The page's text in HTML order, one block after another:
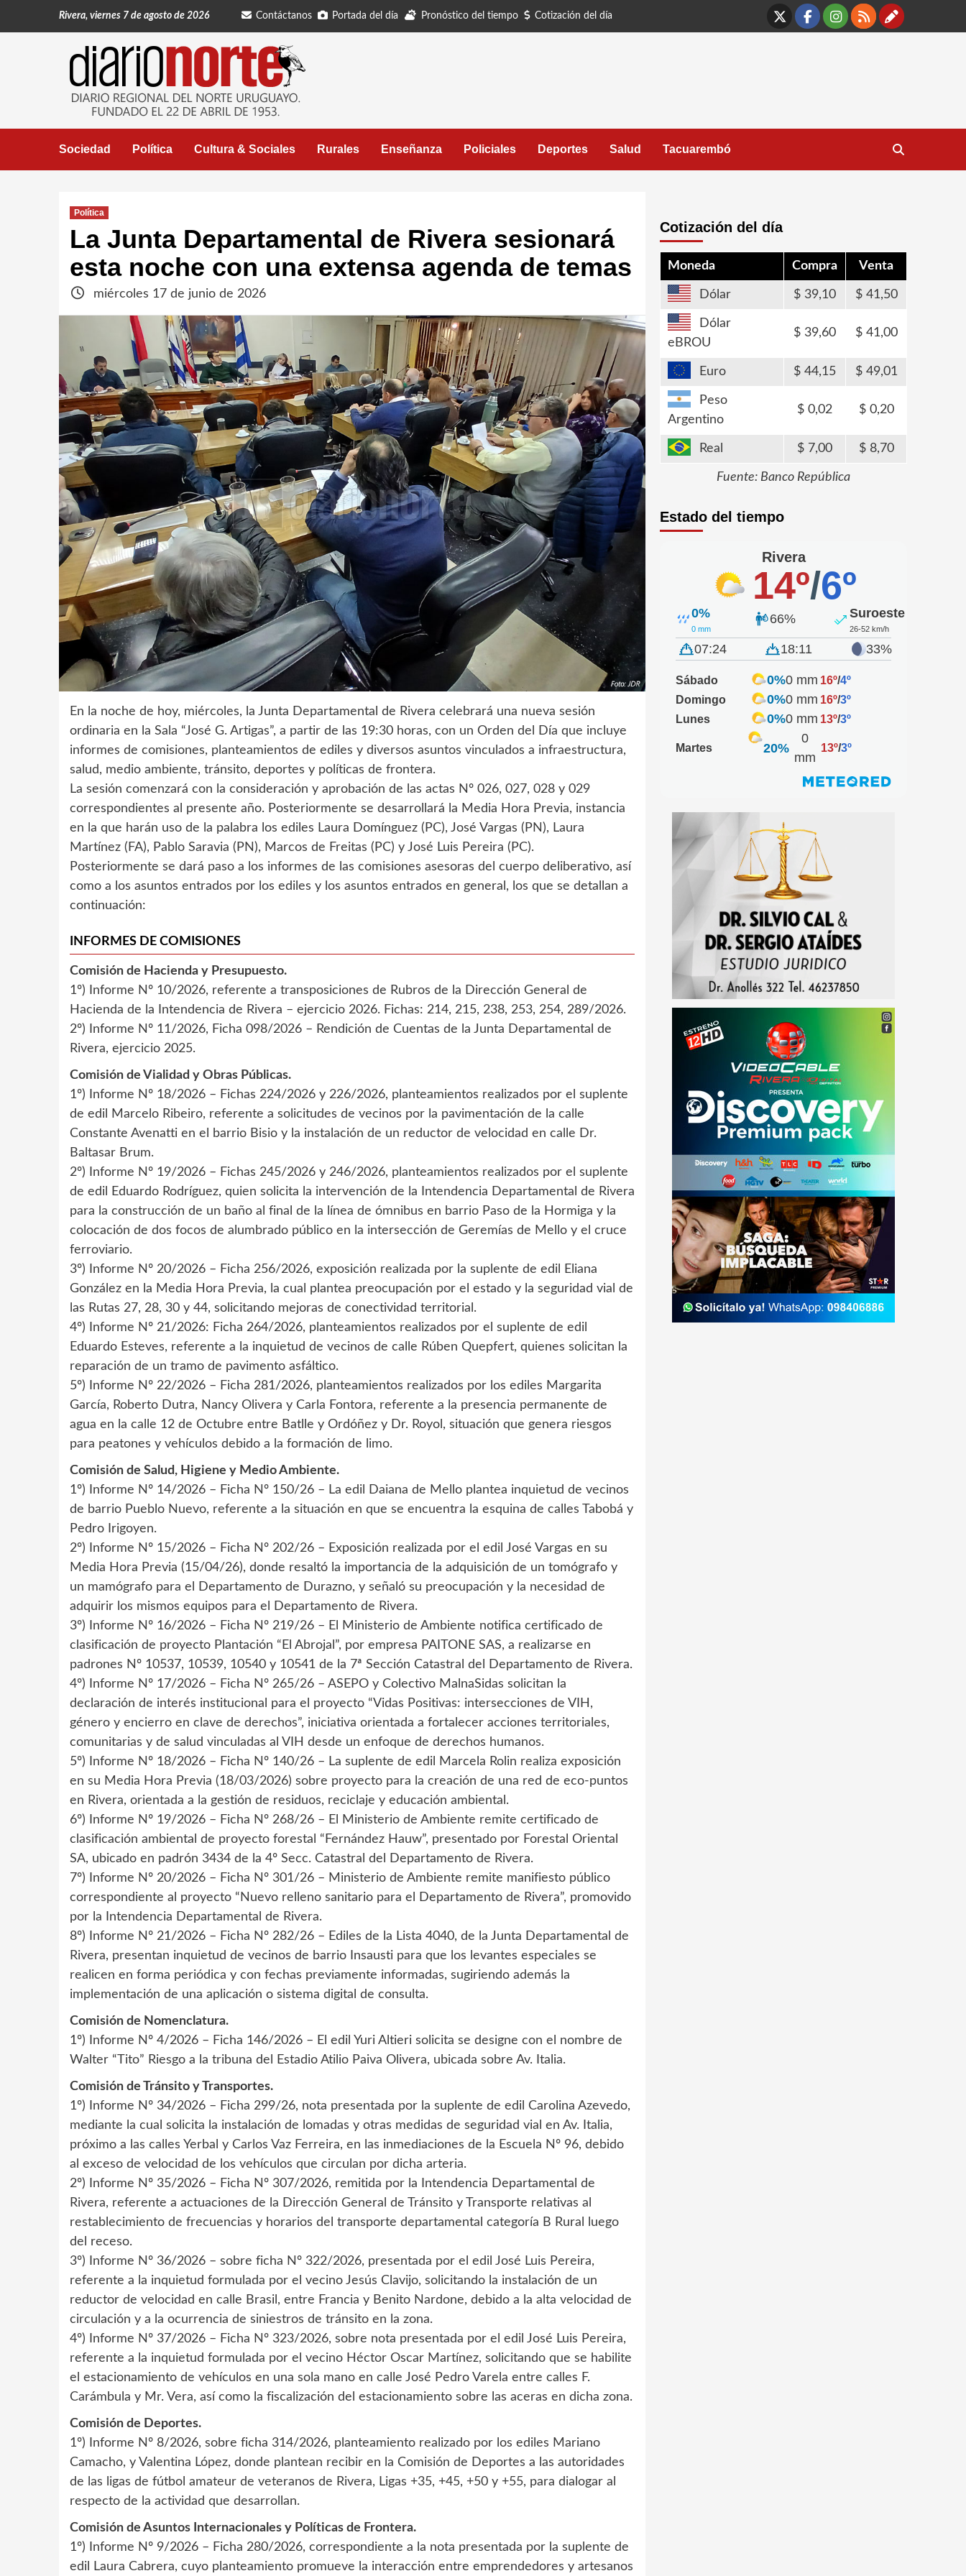
Rivera, viernes 7 de agosto de 2026 Contáctanos Portada del día Pronóstico del tiempo Cotización del día
X Facebook
Instagram
RSS
Sociedad Política Cultura & Sociales Rurales Enseñanza Policiales Deportes Salud Tacuarembó
Política
La Junta Departamental de Rivera sesionará
esta noche con una extensa agenda de temas
miércoles 17 de junio de 2026
En la noche de hoy, miércoles, la Junta Departamental de Rivera celebrará una nueva sesión
ordinaria en la Sala “José G. Artigas”, a partir de las 19:30 horas, con un Orden del Día que incluye
informes de comisiones, planteamientos de ediles y diversos asuntos vinculados a infraestructura,
salud, medio ambiente, tránsito, deportes y políticas de frontera.
La sesión comenzará con la consideración y aprobación de las actas Nº 026, 027, 028 y 029
correspondientes al presente año. Posteriormente se desarrollará la Media Hora Previa, instancia
en la que harán uso de la palabra los ediles Laura Domínguez (PC), José Vargas (PN), Laura
Martínez (FA), Pablo Saravia (PN), Marcos de Freitas (PC) y José Luis Pereira (PC).
Posteriormente se dará paso a los informes de las comisiones asesoras del cuerpo deliberativo, así
como a los asuntos entrados por los ediles y los asuntos entrados en general, los que se detallan a
continuación:
INFORMES DE COMISIONES
Comisión de Hacienda y Presupuesto.
1º) Informe Nº 10/2026, referente a transposiciones de Rubros de la Dirección General de
Hacienda de la Intendencia de Rivera – ejercicio 2026. Fichas: 214, 215, 238, 253, 254, 289/2026.
2º) Informe Nº 11/2026, Ficha 098/2026 – Rendición de Cuentas de la Junta Departamental de
Rivera, ejercicio 2025.
Comisión de Vialidad y Obras Públicas.
1º) Informe Nº 18/2026 – Fichas 224/2026 y 226/2026, planteamientos realizados por el suplente
de edil Marcelo Ribeiro, referente a solicitudes de vecinos por la pavimentación de la calle
Constante Avenatti en el barrio Bisio y la instalación de un reductor de velocidad en calle Dr.
Baltasar Brum.
2º) Informe Nº 19/2026 – Fichas 245/2026 y 246/2026, planteamientos realizados por el suplente
de edil Eduardo Rodríguez, quien solicita la intervención de la Intendencia Departamental de Rivera
para la construcción de un baño al final de la línea de ómnibus en barrio Paso de la Hormiga y la
colocación de dos focos de alumbrado público en la intersección de Geremías de Mello y el cruce
ferroviario.
3º) Informe Nº 20/2026 – Ficha 256/2026, exposición realizada por la suplente de edil Eliana
González en la Media Hora Previa, la cual plantea preocupación por el estado y la seguridad vial de
las Rutas 27, 28, 30 y 44, solicitando mejoras de conectividad territorial.
4º) Informe Nº 21/2026: Ficha 264/2026, planteamientos realizados por el suplente de edil
Eduardo Esteves, referente a la inquietud de vecinos de calle Rúben Quepfert, quienes solicitan la
reparación de un tramo de pavimento asfáltico.
5º) Informe Nº 22/2026 – Ficha 281/2026, planteamientos realizados por los ediles Margarita
García, Roberto Dutra, Nancy Olivera y Carla Fontora, referente a la presencia permanente de
agua en la calle 12 de Octubre entre Batlle y Ordóñez y Dr. Royol, situación que genera riesgos
para peatones y vehículos debido a la formación de limo.
Comisión de Salud, Higiene y Medio Ambiente.
1º) Informe Nº 14/2026 – Ficha Nº 150/26 – La edil Daiana de Mello plantea inquietud de vecinos
de barrio Pueblo Nuevo, referente a la situación en que se encuentra la esquina de calles Tabobá y
Pedro Irigoyen.
2º) Informe Nº 15/2026 – Ficha Nº 202/26 – Exposición realizada por el edil José Vargas en su
Media Hora Previa (15/04/26), donde resaltó la importancia de la adquisición de un tomógrafo y
un mamógrafo para el Departamento de Durazno, y señaló su preocupación y la necesidad de
adquirir los mismos equipos para el Departamento de Rivera.
3º) Informe Nº 16/2026 – Ficha Nº 219/26 – El Ministerio de Ambiente notifica certificado de
clasificación de proyecto Plantación “El Abrojal”, por empresa PAITONE SAS, a realizarse en
padrones Nº 10537, 10539, 10540 y 10541 de la 7ª Sección Catastral del Departamento de Rivera.
4º) Informe Nº 17/2026 – Ficha Nº 265/26 – ASEPO y Colectivo MalnaSidas solicitan la
declaración de interés institucional para el proyecto “Vidas Positivas: intersecciones de VIH,
género y encierro en clave de derechos”, iniciativa orientada a fortalecer acciones territoriales,
comunitarias y de salud vinculadas al VIH desde un enfoque de derechos humanos.
5º) Informe Nº 18/2026 – Ficha Nº 140/26 – La suplente de edil Marcela Rolin realiza exposición
en su Media Hora Previa (18/03/2026) sobre proyecto para la creación de una red de eco-puntos
en Rivera, orientada a la gestión de residuos, reciclaje y educación ambiental.
6º) Informe Nº 19/2026 – Ficha Nº 268/26 – El Ministerio de Ambiente remite certificado de
clasificación ambiental de proyecto forestal “Fernández Hauw”, presentado por Forestal Oriental
SA, ubicado en padrón 3434 de la 4º Secc. Catastral del Departamento de Rivera.
7º) Informe Nº 20/2026 – Ficha Nº 301/26 – Ministerio de Ambiente remite manifiesto público
correspondiente al proyecto “Nuevo relleno sanitario para el Departamento de Rivera”, promovido
por la Intendencia Departamental de Rivera.
8º) Informe Nº 21/2026 – Ficha Nº 282/26 – Ediles de la Lista 4040, de la Junta Departamental de
Rivera, presentan inquietud de vecinos de barrio Insausti para que los levantes especiales se
realicen en forma periódica y con fechas previamente informadas, sugiriendo además la
implementación de una aplicación o sistema digital de consulta.
Comisión de Nomenclatura.
1º) Informe Nº 4/2026 – Ficha 146/2026 – El edil Yuri Altieri solicita se designe con el nombre de
Walter “Tito” Riesgo a la tribuna del Estadio Atilio Paiva Olivera, ubicada sobre Av. Italia.
Comisión de Tránsito y Transportes.
1º) Informe Nº 34/2026 – Ficha 299/26, nota presentada por la suplente de edil Carolina Azevedo,
mediante la cual solicita la instalación de lomadas y otras medidas de seguridad vial en Av. Italia,
próximo a las calles Yerbal y Carlos Vaz Ferreira, en las inmediaciones de la Escuela Nº 96, debido
al exceso de velocidad de los vehículos que circulan por dicha arteria.
2º) Informe Nº 35/2026 – Ficha Nº 307/2026, remitida por la Intendencia Departamental de
Rivera, referente a actuaciones de la Dirección General de Tránsito y Transporte relativas al
restablecimiento de frecuencias y horarios del transporte departamental categoría B Rural luego
del receso.
3º) Informe Nº 36/2026 – sobre ficha Nº 322/2026, presentada por el edil José Luis Pereira,
referente a la inquietud formulada por el vecino Jesús Clavijo, solicitando la instalación de un
reductor de velocidad en calle Brasil, entre Francia y Benito Nardone, debido a la alta velocidad de
circulación y a la ocurrencia de siniestros de tránsito en la zona.
4º) Informe Nº 37/2026 – Ficha Nº 323/2026, sobre nota presentada por el edil José Luis Pereira,
referente a la inquietud formulada por el vecino Héctor Oscar Martínez, solicitando que se habilite
el estacionamiento de vehículos en una sola mano en calle José Pedro Varela entre calles F.
Carámbula y Mr. Vera, así como la fiscalización del estacionamiento sobre las aceras en dicha zona.
Comisión de Deportes.
1º) Informe Nº 8/2026, sobre ficha 314/2026, planteamiento realizado por los ediles Mariano
Camacho, y Valentina López, donde plantean recibir en la Comisión de Deportes a las autoridades
de las ligas de fútbol amateur de veteranos de Rivera, Ligas +35, +45, +50 y +55, para dialogar al
respecto de la actividad que desarrollan.
Comisión de Asuntos Internacionales y Políticas de Frontera.
1º) Informe Nº 9/2026 – Ficha 280/2026, correspondiente a la nota presentada por la suplente de
edil Laura Cabrera, cuyo planteamiento promueve la interacción entre emprendedores y artesanos
Cotización del día
Moneda Compra Venta
Dólar 39,10 41,50
Dólar
eBROU
39,60 41,00
Euro 44,15 49,01
Peso
Argentino
0,02 0,20
Real 7,00 8,70
Fuente: Banco República
Estado del tiempo
Rivera
14º/6º
0%
0 mm
66% Suroeste
26-52 km/h
07:24 18:11 33%
Sábado 0%0 mm 16º/4º
Domingo
0%0 mm 16º/3º
Lunes
0%0 mm 13º/3º
Martes 20%
0
mm
13º/3º